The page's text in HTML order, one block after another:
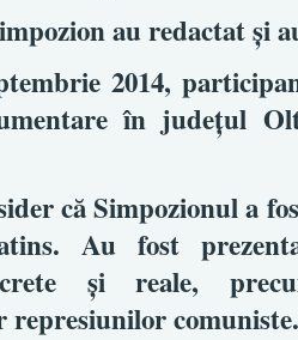
au redactat şi
2014,
în judeţul
că Simpozionul a
Au fost
şi reale,
comuniste.